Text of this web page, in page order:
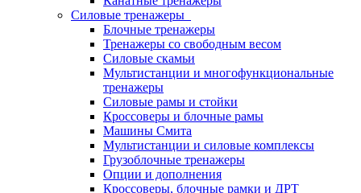
Силовые тренажеры
Блочные тренажеры
Тренажеры со свободным весом
Силовые скамьи
Мультистанции и многофункциональные
тренажеры
Силовые рамы и стойки
Кроссоверы и блочные рамы
Машины Смита
Мультистанции и силовые комплексы
Грузоблочные тренажеры
Опции и дополнения
Кроссоверы, блочные рамки и ДРТ